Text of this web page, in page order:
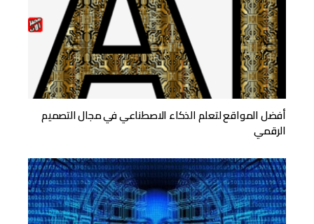
أفضل المواقع لتعلم الذكاء الاصطناعي في مجال التصميم
الرقمي